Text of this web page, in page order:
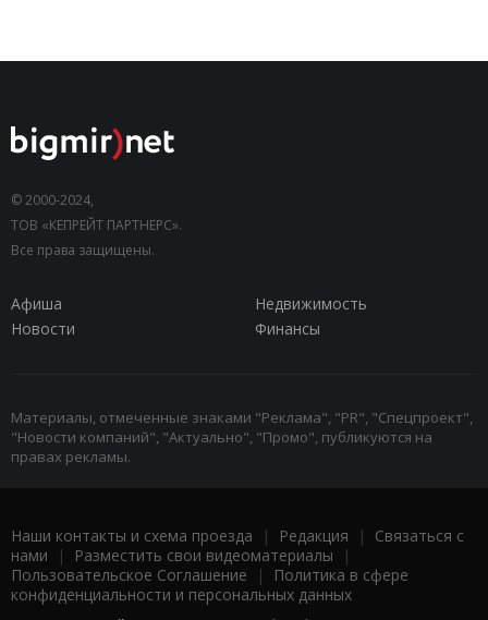
© 2000-2024,
ТОВ «КЕПРЕЙТ ПАРТНЕРС».
Все права защищены.
Афиша
Недвижимость
Новости
Финансы
Материалы, отмеченные знаками "Реклама", "PR", "Спецпроект",
"Новости компаний", "Актуально", "Промо", публикуются на
правах рекламы.
Наши контакты и схема проезда | Редакция | Связаться с
нами | Разместить свои видеоматериалы |
Пользовательское Соглашение |
Политика в сфере
конфиденциальности и персональных данных